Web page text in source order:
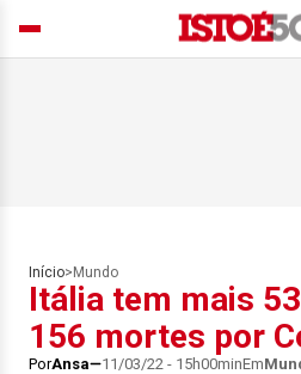
Início> Mundo
Itália tem mais
156 mortes por
PorAnsa 11/03/22 - 15h00minEm